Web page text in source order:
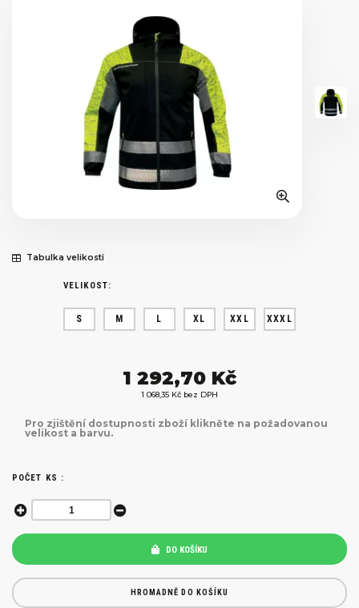
Tabulka velikostí
VELIKOST:
S M L XL XXL XXXL
1 292,70 Kč
1 068,35 Kč bez DPH
Pro zjištění dostupnosti zboží klikněte na požadovanou
velikost a barvu.
POČET KS :
DO KOŠÍKU
HROMADNĚ DO KOŠÍKU